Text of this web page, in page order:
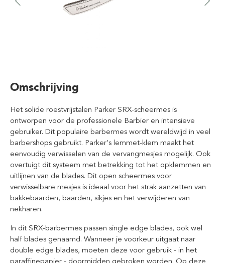
Omschrijving
Het solide roestvrijstalen Parker SRX-scheermes is
ontworpen voor de professionele Barbier en intensieve
gebruiker. Dit populaire barbermes wordt wereldwijd in veel
barbershops gebruikt. Parker's lemmet-klem maakt het
eenvoudig verwisselen van de vervangmesjes mogelijk. Ook
overtuigt dit systeem met betrekking tot het opklemmen en
uitlijnen van de blades. Dit open scheermes voor
verwisselbare mesjes is ideaal voor het strak aanzetten van
bakkebaarden, baarden, sikjes en het verwijderen van
nekharen.
In dit SRX-barbermes passen single edge blades, ook wel
half blades genaamd. Wanneer je voorkeur uitgaat naar
double edge blades, moeten deze voor gebruik - in het
paraffinepapier - doormidden gebroken worden. Op deze